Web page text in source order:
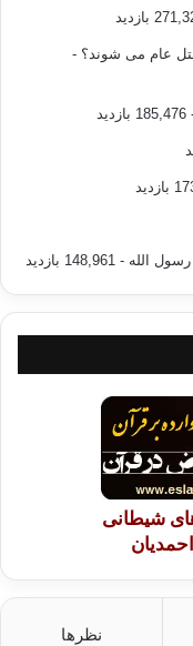
عام می شوند؟ -
الله - 148,961 بازدید
شیطانی
نظرها